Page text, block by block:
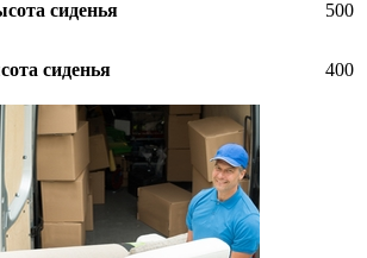
сиденья 500
сиденья
400